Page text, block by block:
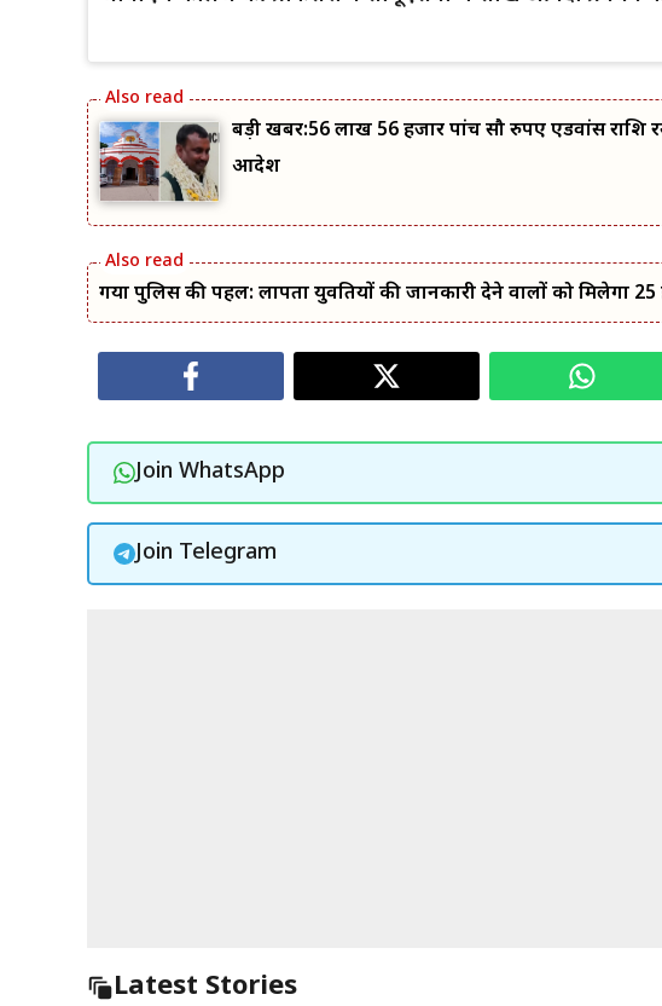
बड़ी खबर:56 लाख 56 हजार पांच सौ रुपए एडवांस राशि
आदेश
गया पुलिस की पहल: लापता युवतियों की जानकारी देने वालों को मिलेगा 25
Join WhatsApp
Join Telegram
Latest Stories